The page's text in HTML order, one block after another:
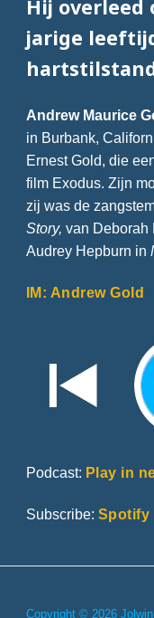
Hij overleed
jarige
Andrew Maurice
in Burbank,
Ernest Gold, die
film Exodus. Zijn
zij was de
Story, van Deborah
Audrey Hepburn in
IM: Andrew Gold
Podcast: Play in
Subscribe: Spotify
Copyright © 2026